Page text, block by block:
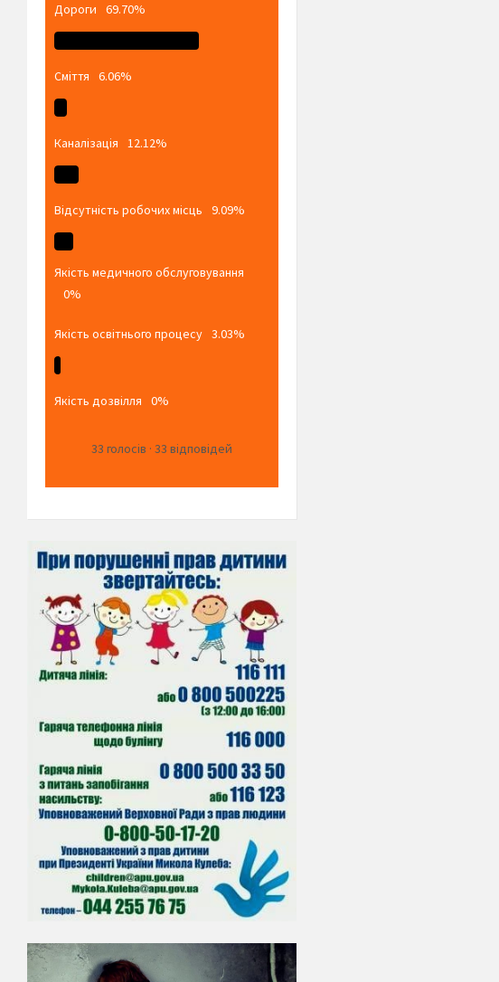
Дороги 69.70%
Сміття 6.06%
Каналізація 12.12%
Відсутність робочих місць 9.09%
Якість медичного обслуговування
0%
Якість освітнього процесу 3.03%
Якість дозвілля 0%
33 голосів ·33 відповідей